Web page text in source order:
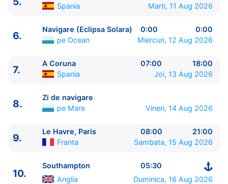
----------------------------------------
1. Southampton Anglia
⚓ - 17:00
Bilbao Spania
4.
Gijon Spania
6.
Navigare (Eclipsa Solara)
A Coruna Spania
9.
Le Havre, Paris Franta
08:00 - 21:00
Southampton 05:30 - ⚓
Spania
Marti, 11 Aug 2026
6.
Navigare (Eclipsa Solara) 0:00
0:00
pe Ocean
Miercuri, 12 Aug 2026
7.
A Coruna 07:00
18:00
Spania
Joi, 13 Aug 2026
8.
Zi de navigare
pe Mare
Vineri, 14 Aug 2026
9.
Le Havre, Paris 08:00
21:00
Franta
Sambata, 15 Aug 2026
10.
Southampton
05:30
Anglia
Duminica, 16 Aug 2026